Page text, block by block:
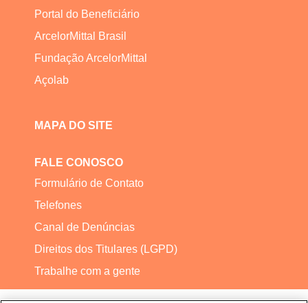
Portal do Beneficiário
ArcelorMittal Brasil
Fundação ArcelorMittal
Açolab
MAPA DO SITE
FALE CONOSCO
Formulário de Contato
Telefones
Canal de Denúncias
Direitos dos Titulares (LGPD)
Trabalhe com a gente